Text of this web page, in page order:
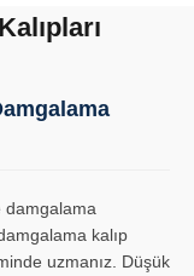
damgalama
kalıp
uzmanız. Düşük